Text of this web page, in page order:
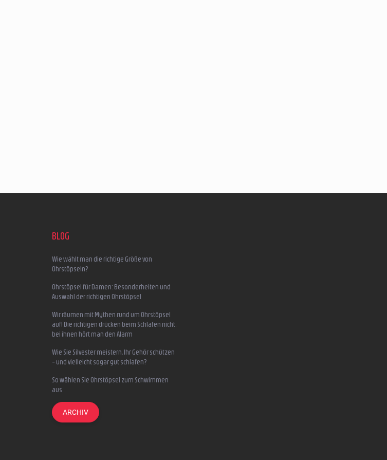
BLOG
Wie wählt man die richtige Größe von
Ohrstöpseln?
Ohrstöpsel für Damen: Besonderheiten und
Auswahl der richtigen Ohrstöpsel
Wir räumen mit Mythen rund um Ohrstöpsel
auf! Die richtigen drücken beim Schlafen nicht,
bei ihnen hört man den Alarm
Wie Sie Silvester meistern, Ihr Gehör schützen
– und vielleicht sogar gut schlafen?
So wählen Sie Ohrstöpsel zum Schwimmen
aus
ARCHIV